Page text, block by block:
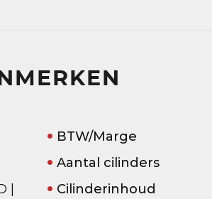
|
BTW/Marge
Aantal cilinders
Cilinderinhoud